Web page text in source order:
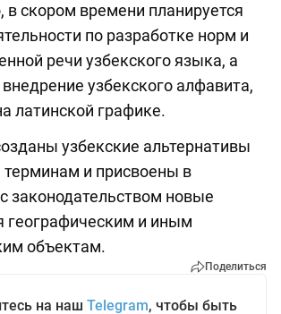
в скором времени планируется
по разработке норм и
речи узбекского языка, а
узбекского алфавита,
латинской графике.
узбекские альтернативы
и присвоены в
законодательством новые
географическим и иным
объектам.
Поделиться
на наш Telegram, чтобы быть